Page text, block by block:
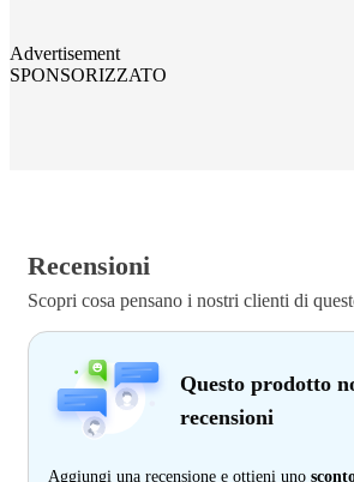
Advertisement
SPONSORIZZATO
Recensioni
Scopri cosa pensano i nostri clienti di
Questo prodotto
recensioni
Aggiungi una recensione e ottieni uno